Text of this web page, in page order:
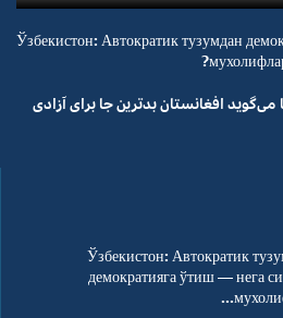
Ўзбекистон: Автократик тузумдан
افغانستان بدترین جا برای آزادی
Ўзбекистон: Автократик
демократияга ўтиш — нега